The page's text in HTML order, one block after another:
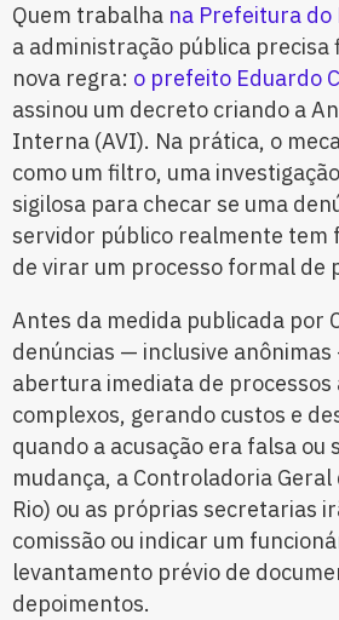
Quem trabalha na Prefeitura do
a administração pública precisa
nova regra: o prefeito Eduardo
assinou um decreto criando a
Interna (AVI). Na prática, o
como um filtro, uma
sigilosa para checar se uma
servidor público realmente tem
de virar um processo formal de
Antes da medida publicada por
denúncias — inclusive
abertura imediata de
complexos, gerando custos e
quando a acusação era falsa ou
mudança, a Controladoria Geral
Rio) ou as próprias secretarias
comissão ou indicar um
levantamento prévio de
depoimentos.